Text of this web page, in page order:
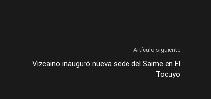
Artículo siguiente
Vizcaino inauguró nueva sede del Saime en El
Tocuyo